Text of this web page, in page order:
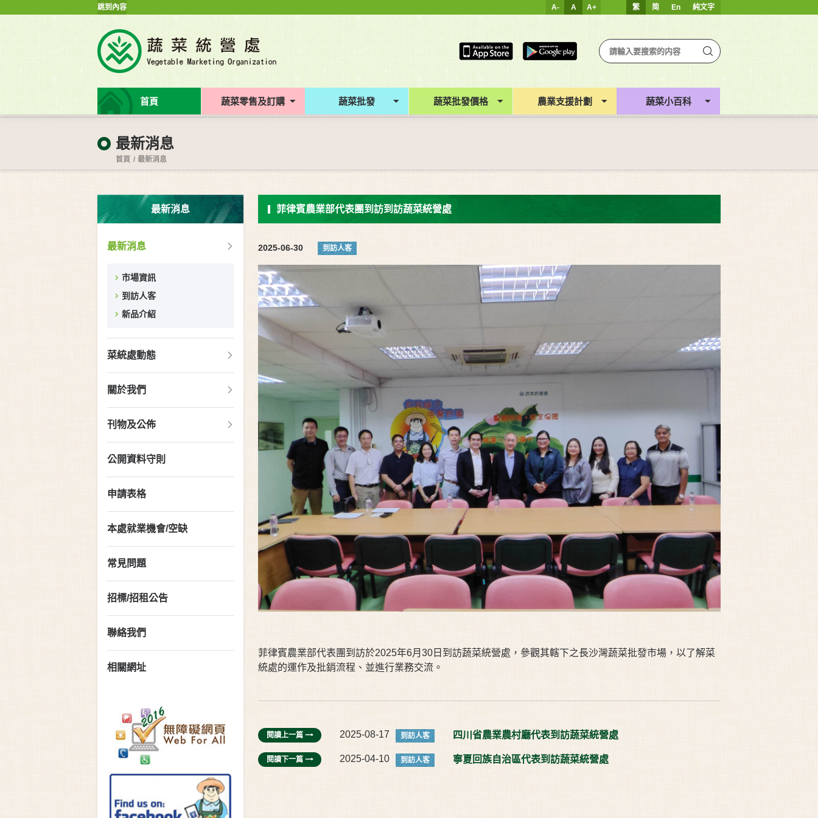
跳到內容 繁 简 En 純文字
A- A A+
首頁 蔬菜零售及訂購 蔬菜批發 蔬菜批發價格 農業支援計劃 蔬菜小百科
最新消息
首頁 最新消息
最新消息
最新消息
市場資訊
到訪人客
新品介紹
菜統處動態
關於我們
刊物及公佈
公開資料守則
申請表格
本處就業機會/空缺
常見問題
招標/招租公告
聯絡我們
相關網址
菲律賓農業部代表團到訪到訪蔬菜統營處
2025-06-30 到訪人客
菲律賓農業部代表團到訪於2025年6月30日到訪蔬菜統營處，參觀其轄下之長沙灣蔬菜批發市場，以了解菜
統處的運作及批銷流程、並進行業務交流。
閱讀上一篇 2025-08-17 到訪人客 四川省農業農村廳代表到訪蔬菜統營處
閱讀下一篇 2025-04-10 到訪人客 寧夏回族自治區代表到訪蔬菜統營處